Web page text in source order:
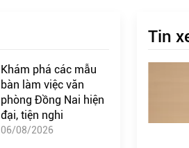
Khám phá các mẫu
bàn làm việc văn
phòng Đồng Nai hiện
đại, tiện nghi
06/08/2026
Tin